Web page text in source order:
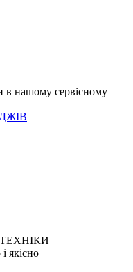
в нашому сервісному
якісно